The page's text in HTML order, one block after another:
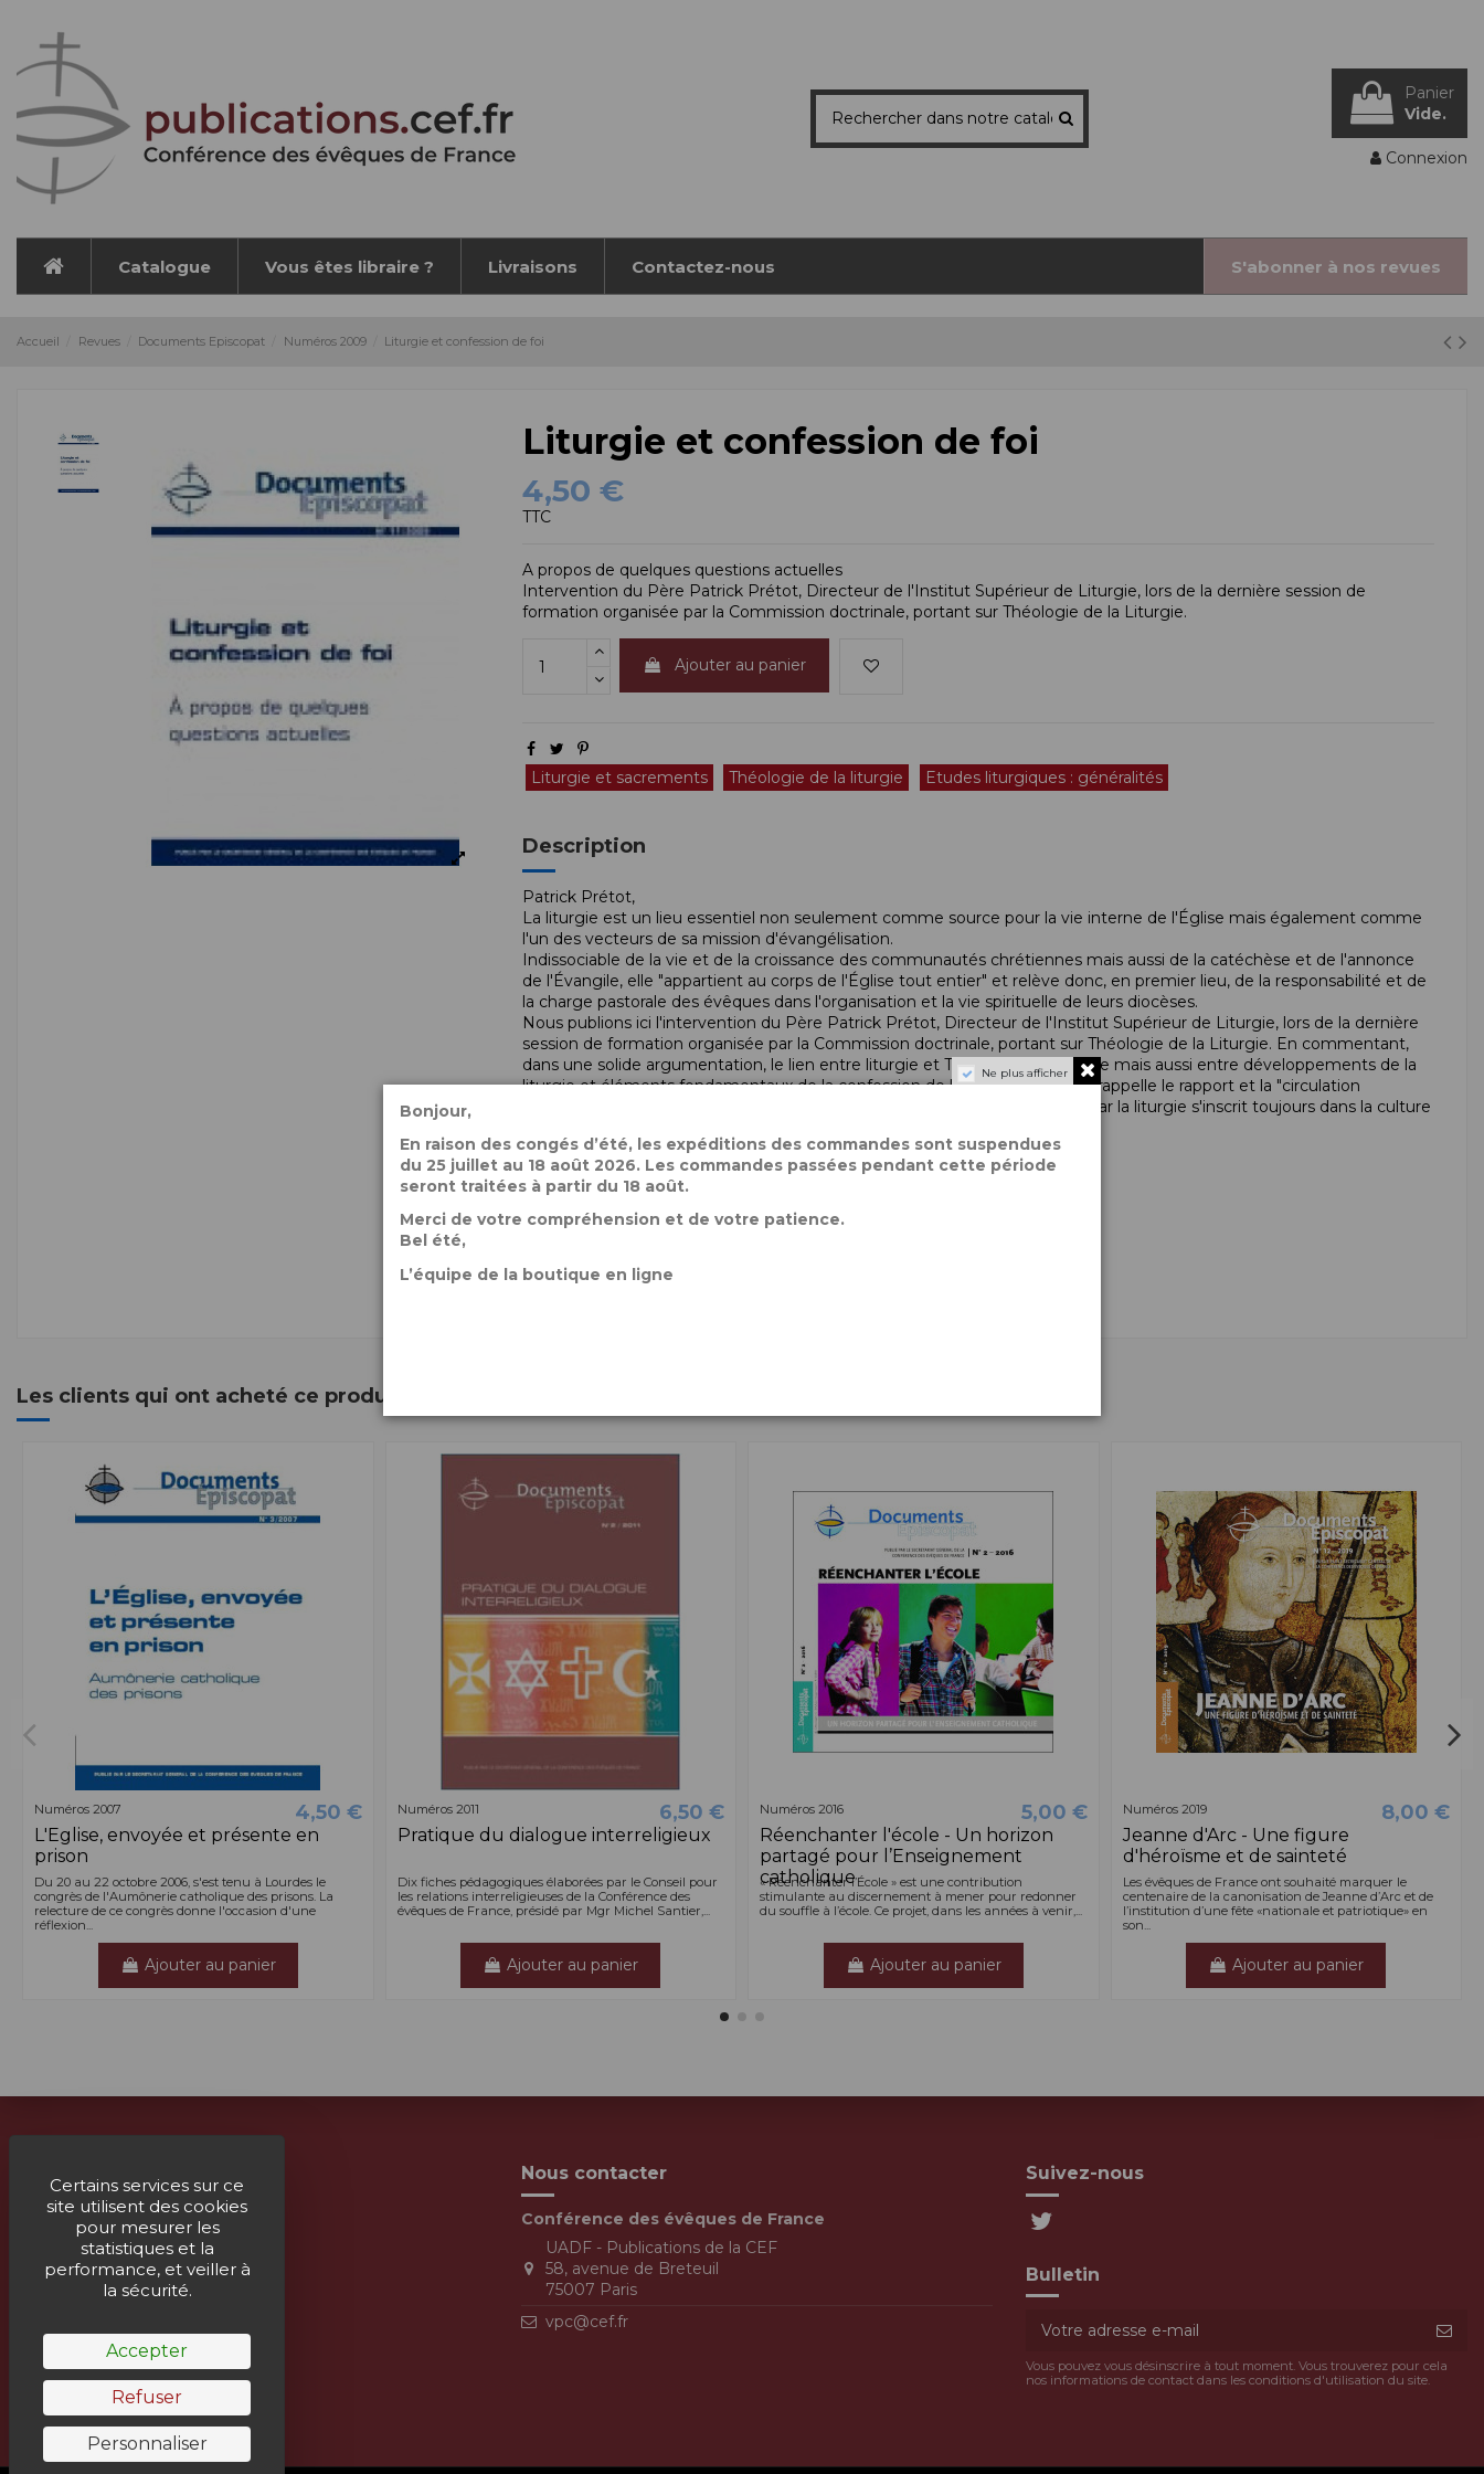
Certains services sur ce
site utilisent des cookies
pour mesurer les
statistiques et la
performance, et veiller à
la sécurité.
Accepter
Refuser
Personnaliser
Panier
Vide.
Connexion
Catalogue Vous êtes libraire ? Livraisons Contactez-nous S'abonner à nos revues
Accueil Revues Documents Episcopat Numéros 2009 Liturgie et confession de foi
Liturgie et confession de foi
4,50 €
TTC
A propos de quelques questions actuelles
Intervention du Père Patrick Prétot, Directeur de l'Institut Supérieur de Liturgie, lors de la dernière session de
formation organisée par la Commission doctrinale, portant sur Théologie de la Liturgie.
Ajouter au panier
Liturgie et sacrements Théologie de la liturgie Etudes liturgiques : généralités
Description
Patrick Prétot,
La liturgie est un lieu essentiel non seulement comme source pour la vie interne de l'Église mais également comme
l'un des vecteurs de sa mission d'évangélisation.
Indissociable de la vie et de la croissance des communautés chrétiennes mais aussi de la catéchèse et de l'annonce
de l'Évangile, elle "appartient au corps de l'Église tout entier" et relève donc, en premier lieu, de la responsabilité et de
la charge pastorale des évêques dans l'organisation et la vie spirituelle de leurs diocèses.
Nous publions ici l'intervention du Père Patrick Prétot, Directeur de l'Institut Supérieur de Liturgie, lors de la dernière
session de formation organisée par la Commission doctrinale, portant sur Théologie de la Liturgie. En commentant,
dans une solide argumentation, le lien entre liturgie et Tradition dogmatique mais aussi entre développements de la
liturgie et éléments fondamentaux de la confession de la foi, le texte nous rappelle le rapport et la "circulation
permanente entre la doctrine, la liturgie, mais aussi l'Ecriture et la culture, car la liturgie s'inscrit toujours dans la culture
Détails du produit
Les clients qui ont acheté ce produit ont également acheté :
Numéros 2007 4,50 €
L'Eglise, envoyée et présente en
prison
Du 20 au 22 octobre 2006, s'est tenu à Lourdes le
congrès de l'Aumônerie catholique des prisons. La
relecture de ce congrès donne l'occasion d'une
réflexion...
Ajouter au panier
Numéros 2011 6,50 €
Pratique du dialogue interreligieux
Dix fiches pédagogiques élaborées par le Conseil pour
les relations interreligieuses de la Conférence des
évêques de France, présidé par Mgr Michel Santier,...
Ajouter au panier
Numéros 2016 5,00 €
Réenchanter l'école - Un horizon
partagé pour l’Enseignement
catholique
« Réenchanter l’École » est une contribution
stimulante au discernement à mener pour redonner
du souffle à l’école. Ce projet, dans les années à venir,...
Ajouter au panier
Numéros 2019 8,00 €
Jeanne d'Arc - Une figure
d'héroïsme et de sainteté
Les évêques de France ont souhaité marquer le
centenaire de la canonisation de Jeanne d’Arc et de
l’institution d’une fête «nationale et patriotique» en
son...
Ajouter au panier
Livraison
Mentions légales
Paiement sécurisé
Un service humain
Nous contacter
Conférence des évêques de France
UADF - Publications de la CEF
58, avenue de Breteuil
75007 Paris
vpc@cef.fr
Suivez-nous
Bulletin
Vous pouvez vous désinscrire à tout moment. Vous trouverez pour cela
nos informations de contact dans les conditions d'utilisation du site.
Ne plus afficher
Bonjour,
En raison des congés d’été, les expéditions des commandes sont suspendues
du 25 juillet au 18 août 2026. Les commandes passées pendant cette période
seront traitées à partir du 18 août.
Merci de votre compréhension et de votre patience.
Bel été,
L’équipe de la boutique en ligne